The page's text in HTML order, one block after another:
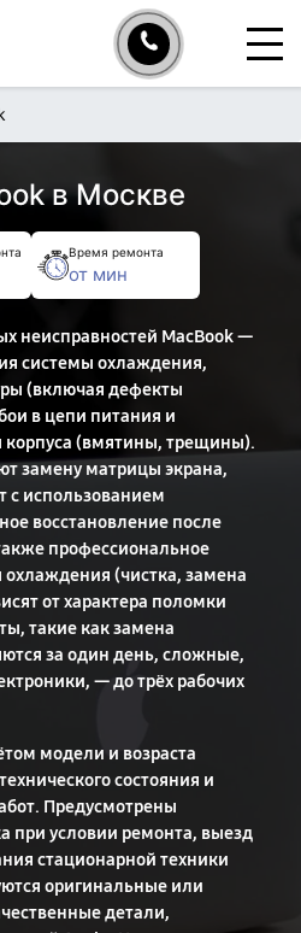
в Москве
Время ремонта
от мин
неисправностей MacBook —
системы охлаждения,
(включая дефекты
в цепи питания и
(вмятины, трещины).
замену матрицы экрана,
с использованием
восстановление после
профессиональное
(чистка, замена
от характера поломки
такие как замена
за один день, сложные,
— до трёх рабочих
модели и возраста
состояния и
Предусмотрены
при условии ремонта, выезд
стационарной техники
оригинальные или
детали,